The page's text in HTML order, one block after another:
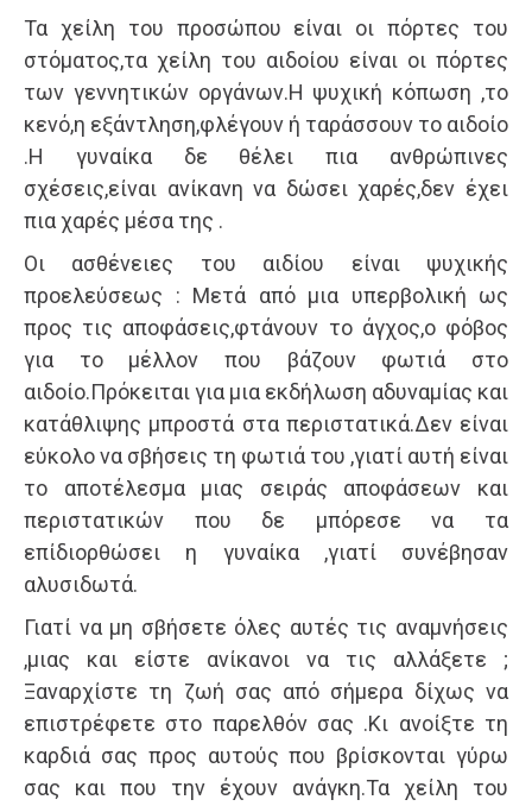
Τα χείλη του προσώπου είναι οι πόρτες του
στόματος,τα χείλη του αιδοίου είναι οι πόρτες
των γεννητικών οργάνων.Η ψυχική κόπωση ,το
κενό,η εξάντληση,φλέγουν ή ταράσσουν το αιδοίο
.Η γυναίκα δε θέλει πια ανθρώπινες
σχέσεις,είναι ανίκανη να δώσει χαρές,δεν έχει
πια χαρές μέσα της .
Οι ασθένειες του αιδίου είναι ψυχικής
προελεύσεως : Μετά από μια υπερβολική ως
προς τις αποφάσεις,φτάνουν το άγχος,ο φόβος
για το μέλλον που βάζουν φωτιά στο
αιδοίο.Πρόκειται για μια εκδήλωση αδυναμίας και
κατάθλιψης μπροστά στα περιστατικά.Δεν είναι
εύκολο να σβήσεις τη φωτιά του ,γιατί αυτή είναι
το αποτέλεσμα μιας σειράς αποφάσεων και
περιστατικών που δε μπόρεσε να τα
επίδιορθώσει η γυναίκα ,γιατί συνέβησαν
αλυσιδωτά.
Γιατί να μη σβήσετε όλες αυτές τις αναμνήσεις
,μιας και είστε ανίκανοι να τις αλλάξετε ;
Ξαναρχίστε τη ζωή σας από σήμερα δίχως να
επιστρέφετε στο παρελθόν σας .Κι ανοίξτε τη
καρδιά σας προς αυτούς που βρίσκονται γύρω
σας και που την έχουν ανάγκη.Τα χείλη του